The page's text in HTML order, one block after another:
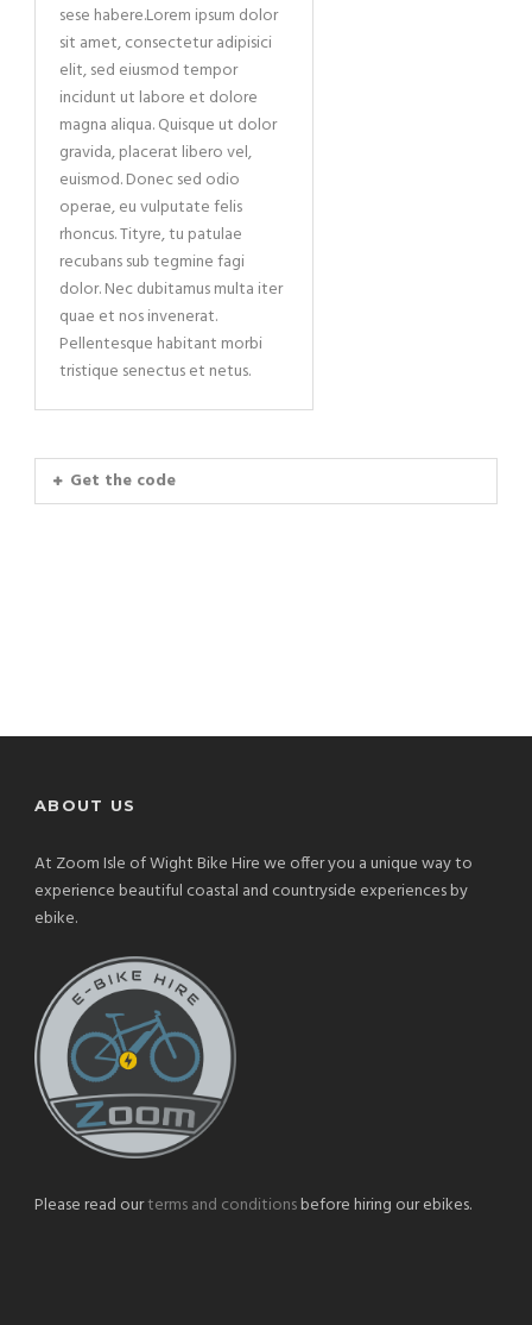
sese habere.Lorem ipsum dolor
sit amet, consectetur adipisici
elit, sed eiusmod tempor
incidunt ut labore et dolore
magna aliqua. Quisque ut dolor
gravida, placerat libero vel,
euismod. Donec sed odio
operae, eu vulputate felis
rhoncus. Tityre, tu patulae
recubans sub tegmine fagi
dolor. Nec dubitamus multa iter
quae et nos invenerat.
Pellentesque habitant morbi
tristique senectus et netus.
Get the code
ABOUT US
At Zoom Isle of Wight Bike Hire we offer you a unique way to
experience beautiful coastal and countryside experiences by
ebike.
Please read ourterms and conditionsbefore hiring our ebikes.